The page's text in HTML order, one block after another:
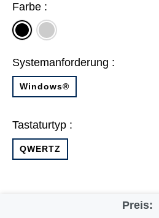
Farbe :
schwarzweiß/grau
Systemanforderung :
Windows®
Tastaturtyp :
QWERTZ
Preis: